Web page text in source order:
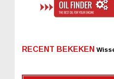
RECENT BEKEKEN